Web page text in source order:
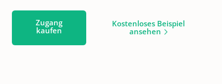
Zugang
kaufen
Kostenloses Beispiel
ansehen